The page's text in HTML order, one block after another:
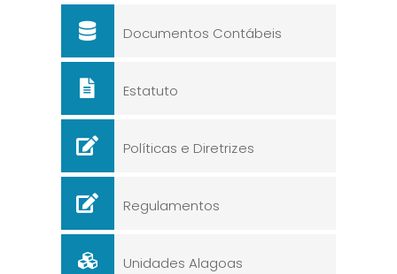
Documentos Contábeis
Estatuto
Políticas e Diretrizes
Regulamentos
Unidades Alagoas